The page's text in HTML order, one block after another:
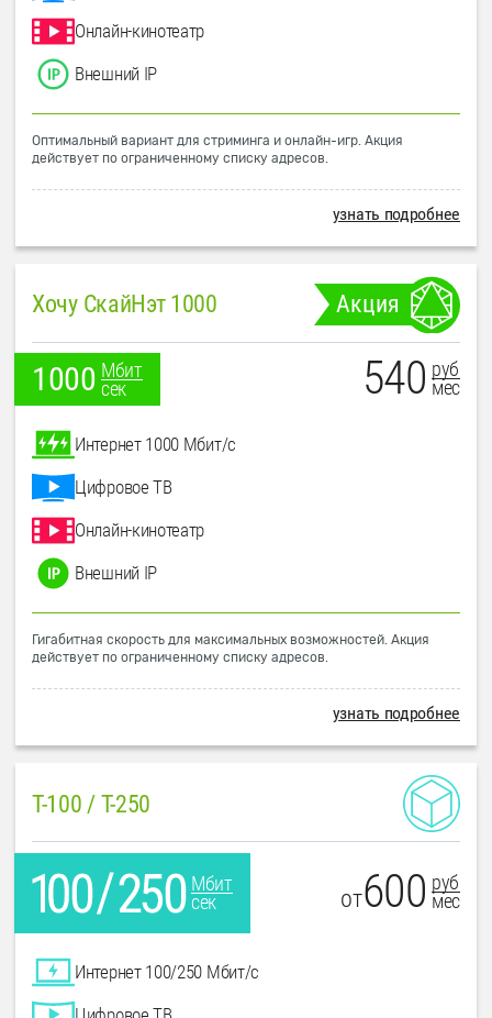
Онлайн-кинотеатр
Внешний IP
Оптимальный вариант для стриминга и онлайн-игр. Акция
действует по ограниченному списку адресов.
узнать подробнее
Хочу СкайНэт 1000 Акция
1000 Мбит
сек
540 руб
мес
Интернет 1000 Мбит/с
Цифровое ТВ
Онлайн-кинотеатр
Внешний IP
Гигабитная скорость для максимальных возможностей. Акция
действует по ограниченному списку адресов.
узнать подробнее
T-100 / T-250
Мбит
сек
от600 руб
мес
Интернет 100/250 Мбит/с